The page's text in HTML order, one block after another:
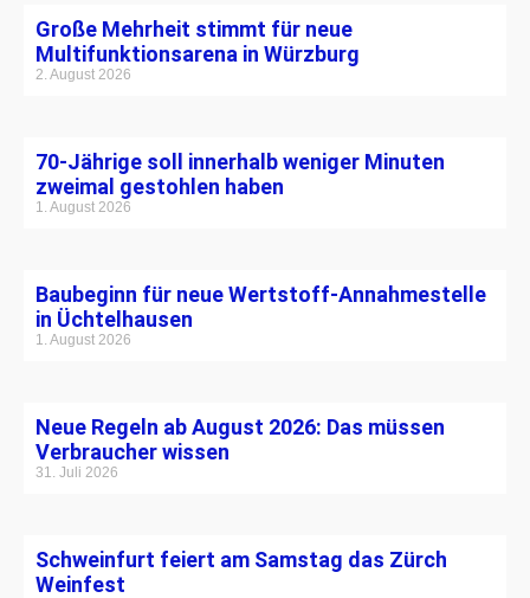
Große Mehrheit stimmt für neue
Multifunktionsarena in Würzburg
2. August 2026
70-Jährige soll innerhalb weniger Minuten
zweimal gestohlen haben
1. August 2026
Baubeginn für neue Wertstoff-Annahmestelle
in Üchtelhausen
1. August 2026
Neue Regeln ab August 2026: Das müssen
Verbraucher wissen
31. Juli 2026
Schweinfurt feiert am Samstag das Zürch
Weinfest